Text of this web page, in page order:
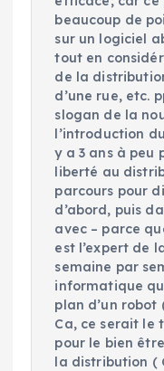
beaucoup de
sur un logiciel
tout en
de la
d’une rue, etc.
slogan de la
l’introduction
y a 3 ans à peu
liberté au
parcours pour
d’abord, puis
avec – parce
est l’expert de
semaine par
informatique
plan d’un robot
Ca, ce serait le
pour le bien
la distribution (